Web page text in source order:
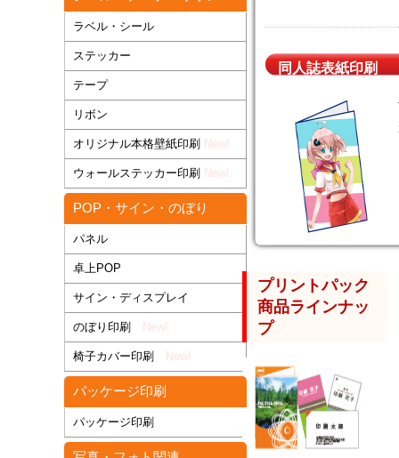
同人誌表紙印刷
ラベル・シール
ステッカー
テープ
リボン
オリジナル本格壁紙印刷 New!
ウォールステッカー印刷 New!
POP・サイン・のぼり
パネル
卓上POP
サイン・ディスプレイ
のぼり印刷 New!
椅子カバー印刷 New!
パッケージ印刷
パッケージ印刷
プリントパック
商品ラインナッ
プ